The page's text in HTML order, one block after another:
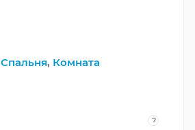
Спальня, Комната
?